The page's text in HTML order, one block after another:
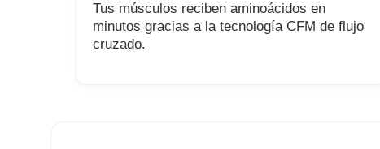
Tus músculos reciben aminoácidos en
minutos gracias a la tecnología CFM de flujo
cruzado.